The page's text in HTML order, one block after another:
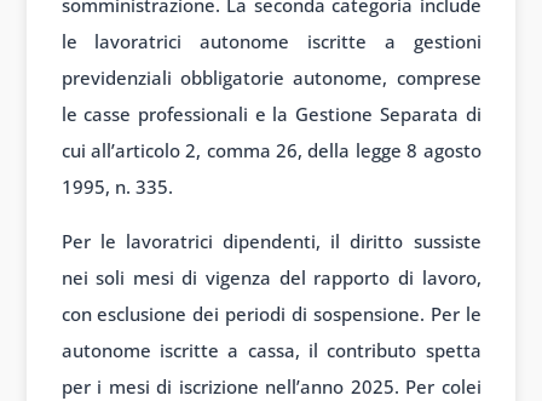
somministrazione. La seconda categoria include
le lavoratrici autonome iscritte a gestioni
previdenziali obbligatorie autonome, comprese
le casse professionali e la Gestione Separata di
cui all’articolo 2, comma 26, della legge 8 agosto
1995, n. 335.
Per le lavoratrici dipendenti, il diritto sussiste
nei soli mesi di vigenza del rapporto di lavoro,
con esclusione dei periodi di sospensione. Per le
autonome iscritte a cassa, il contributo spetta
per i mesi di iscrizione nell’anno 2025. Per colei